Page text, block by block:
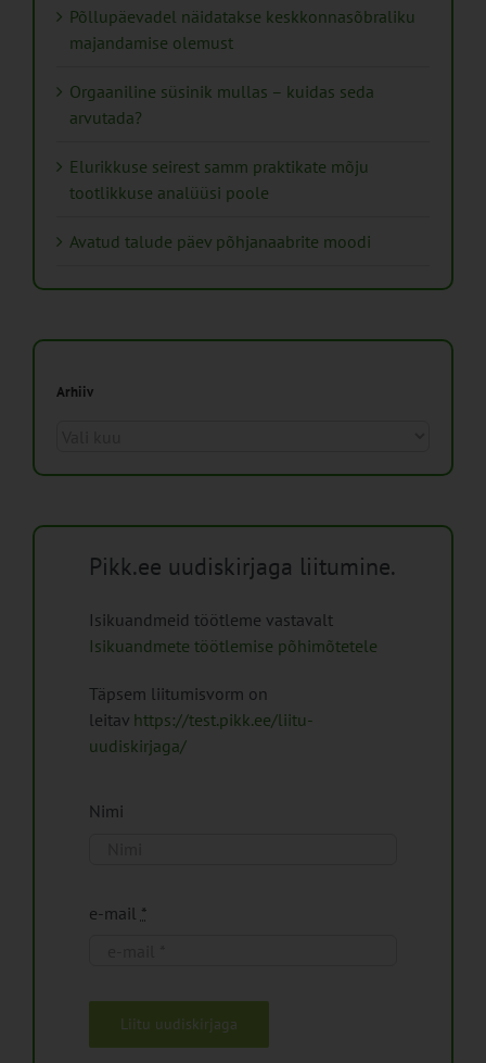
Põllupäevadel näidatakse keskkonnasõbraliku
majandamise olemust
Orgaaniline süsinik mullas – kuidas seda
arvutada?
Elurikkuse seirest samm praktikate mõju
tootlikkuse analüüsi poole
Avatud talude päev põhjanaabrite moodi
Arhiiv
Pikk.ee uudiskirjaga liitumine.
Isikuandmeid töötleme vastavalt
Isikuandmete töötlemise põhimõtetele
Täpsem liitumisvorm on
leitav https://test.pikk.ee/liitu-
uudiskirjaga/
Nimi
e-mail *
Liitu uudiskirjaga